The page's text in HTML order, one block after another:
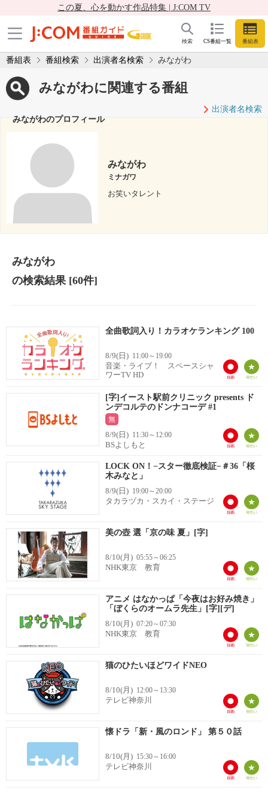
この夏、心を動かす作品特集 | J:COM TV
CS番組一覧 番組表
検索
番組表 番組検索 出演者名検索 みながわ
みながわに関連する番組
出演者名検索
みながわのプロフィール
みながわ
ミナガワ
お笑いタレント
みながわ
の検索結果[60件]
全曲歌詞入り！カラオケランキング 100
8/9(日) 11:00～19:00
音楽・ライブ！ スペースシャ
ワーTV HD
[字]イースト駅前クリニック presents ド
ンデコルテのドンナコーデ #1
無
8/9(日) 11:30～12:00
BSよしもと
LOCK ON！−スター徹底検証−＃36「桜
木みなと」
8/9(日) 19:00～20:00
タカラヅカ・スカイ・ステージ
美の壺 選「京の味 夏」[字]
8/10(月) 05:55～06:25
NHK東京 教育
アニメ はなかっぱ「今夜はお好み焼き」
「ぼくらのオームラ先生」[字][デ]
8/10(月) 07:20～07:30
NHK東京 教育
猫のひたいほどワイドNEO
8/10(月) 12:00～13:30
テレビ神奈川
懐ドラ「新・風のロンド」 第５０話
8/10(月) 15:30～16:00
テレビ神奈川